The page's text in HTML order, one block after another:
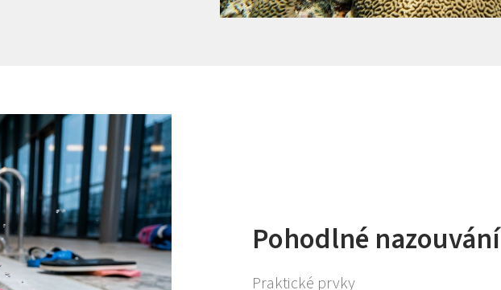
Pohodlné nazouvání
Praktické prvky